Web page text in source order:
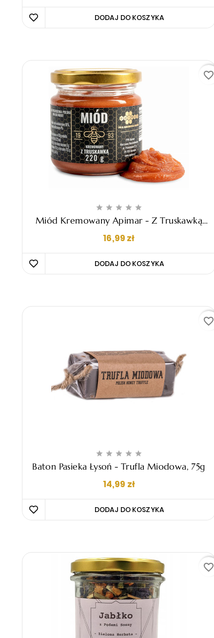
    
Miód Kremowany Apimar - Z Truskawką
16,99 złCena
favorite_border
    
Baton Pasieka Łysoń - Trufla Miodowa, 75g
14,99 złCena
favorite_border
favorite_border